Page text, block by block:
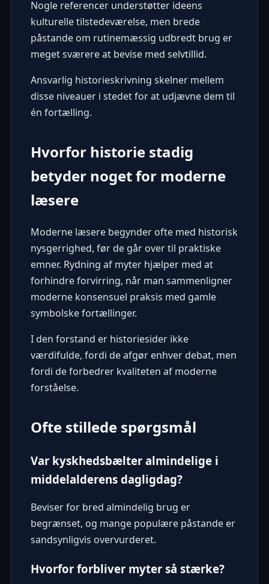
Nogle referencer understøtter ideens
kulturelle tilstedeværelse, men brede
påstande om rutinemæssig udbredt brug er
meget sværere at bevise med selvtillid.
Ansvarlig historieskrivning skelner mellem
disse niveauer i stedet for at udjævne dem til
én fortælling.
Hvorfor historie stadig
betyder noget for moderne
læsere
Moderne læsere begynder ofte med historisk
nysgerrighed, før de går over til praktiske
emner. Rydning af myter hjælper med at
forhindre forvirring, når man sammenligner
moderne konsensuel praksis med gamle
symbolske fortællinger.
I den forstand er historiesider ikke
værdifulde, fordi de afgør enhver debat, men
fordi de forbedrer kvaliteten af ​​moderne
forståelse.
Ofte stillede spørgsmål
Var kyskhedsbælter almindelige i
middelalderens dagligdag?
Beviser for bred almindelig brug er
begrænset, og mange populære påstande er
sandsynligvis overvurderet.
Hvorfor forbliver myter så stærke?